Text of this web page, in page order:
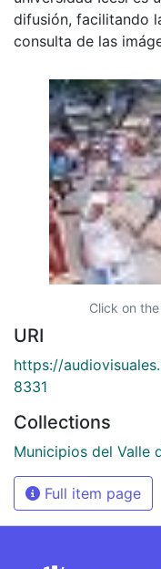
difusión, facilitando
consulta de las
Click on
URI
https://
8331
Collections
Municipios del Valle
Full item page